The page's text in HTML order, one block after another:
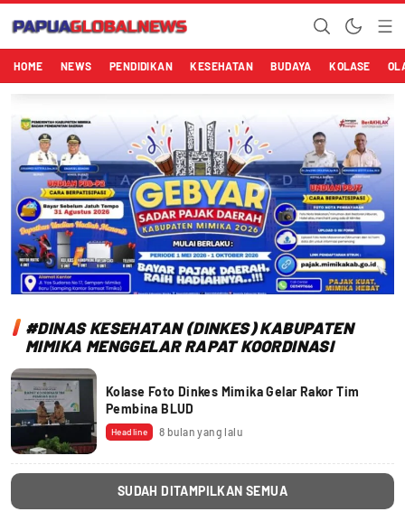
Papuaglobalnews.com
Menulis Fakta dengan Hati Bening
HOME NEWS PENDIDIKAN KESEHATAN BUDAYA KOLASE
#DINAS KESEHATAN (DINKES) KABUPATEN
MIMIKA MENGGELAR RAPAT KOORDINASI
Kolase Foto Dinkes Mimika Gelar Rakor Tim
Pembina BLUD
Headline 8 bulan yang lalu
SUDAH DITAMPILKAN SEMUA